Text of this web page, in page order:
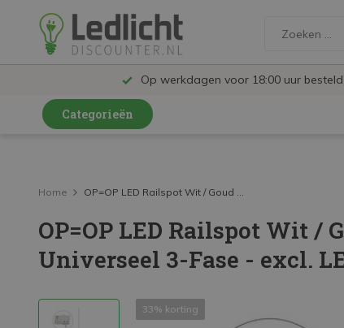
Op werkdagen voor 18:00 uur
Categorieën
LED Railspots
LED Panelen
LED Schijnwerpers
Home OP=OP LED Railspot Wit / Goud ...
OP=OP LED Railspot Wit /
Universeel 3-Fase - excl.
33% korting